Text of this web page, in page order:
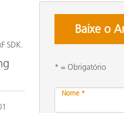
SDK.
Baixe o
* = Obrigatório
Nome *